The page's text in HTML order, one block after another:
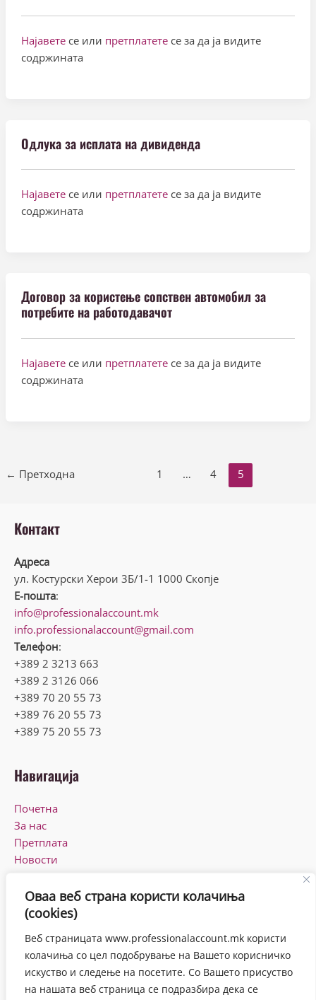
Оваа веб страна користи колачиња
(cookies)
Веб страницата www.professionalaccount.mk користи
колачиња со цел подобрување на Вашето корисничко
искуство и следење на посетите. Со Вашето присуство
на нашата веб страница се подразбира дека се
Најавете се или претплатетесе за да ја видите
содржината
Одлука за исплата на дивиденда
Најавете се или претплатетесе за да ја видите
содржината
Договор за користење сопствен автомобил за
потребите на работодавачот
Најавете се или претплатетесе за да ја видите
содржината
← Претходна 1 … 4 5
Контакт
Адреса
ул. Костурски Херои 3Б/1-1 1000 Скопје
Е-пошта:
info@professionalaccount.mk
info.professionalaccount@gmail.com
Телефон:
+389 2 3213 663
+389 2 3126 066
+389 70 20 55 73
+389 76 20 55 73
+389 75 20 55 73
Навигација
Почетна
За нас
Претплата
Новости
Контакт
Работно време
Понеделник-Петок
08:00-16:00